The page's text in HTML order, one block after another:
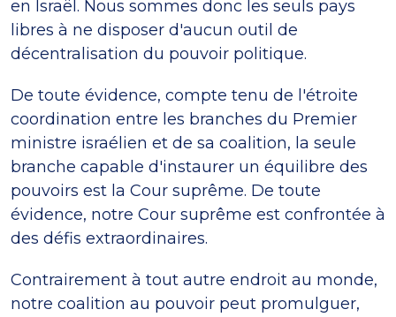
en Israël. Nous sommes donc les seuls pays
libres à ne disposer d'aucun outil de
décentralisation du pouvoir politique.
De toute évidence, compte tenu de l'étroite
coordination entre les branches du Premier
ministre israélien et de sa coalition, la seule
branche capable d'instaurer un équilibre des
pouvoirs est la Cour suprême. De toute
évidence, notre Cour suprême est confrontée à
des défis extraordinaires.
Contrairement à tout autre endroit au monde,
notre coalition au pouvoir peut promulguer,